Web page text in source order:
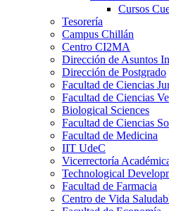
Cursos
Tesorería
Campus Chillán
Centro CI2MA
Dirección de Asuntos
Dirección de Postgrado
Facultad de Ciencias
Facultad de Ciencias
Biological Sciences
Facultad de Ciencias
Facultad de Medicina
IIT UdeC
Vicerrectoría
Technological
Facultad de Farmacia
Centro de Vida